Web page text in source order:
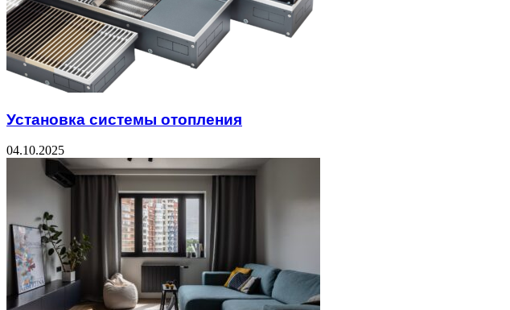
Установка системы отопления
04.10.2025